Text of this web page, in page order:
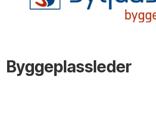
Byggeplassleder